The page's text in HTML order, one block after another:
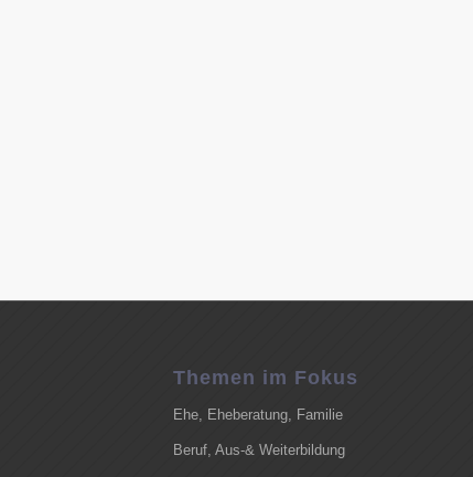
Themen im Fokus
Ehe, Eheberatung, Familie
Beruf, Aus-& Weiterbildung